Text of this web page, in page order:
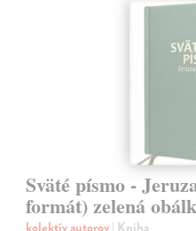
Sväté písmo -
formát) zelená
kolektív autorov| Kniha